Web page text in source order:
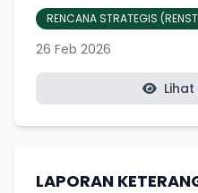
RENCANA STRATEGIS
26 Feb 2026
LAPORAN